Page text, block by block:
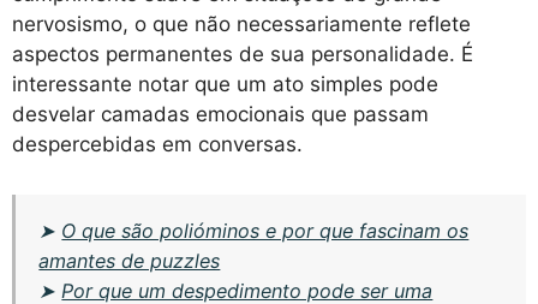
nervosismo, o que não necessariamente reflete
aspectos permanentes de sua personalidade. É
interessante notar que um ato simples pode
desvelar camadas emocionais que passam
despercebidas em conversas.
➤ O que são polióminos e por que fascinam os
amantes de puzzles
➤ Por que um despedimento pode ser uma